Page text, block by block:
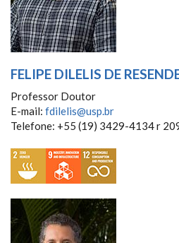
FELIPE DILELIS DE
Professor Doutor
E-mail: fdilelis@usp.br
Telefone: +55 (19) 3429-4134 r